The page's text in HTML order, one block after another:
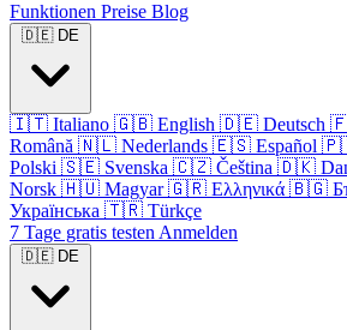
Funktionen Preise Blog
🇩🇪 DE
🇮🇹 Italiano 🇬🇧 English 🇩🇪 Deutsch
Română 🇳🇱 Nederlands 🇪🇸 Español
Polski 🇸🇪 Svenska 🇨🇿 Čeština 🇩🇰
Norsk 🇭🇺 Magyar 🇬🇷 Ελληνικά 🇧🇬
Українська 🇹🇷 Türkçe
7 Tage gratis testen Anmelden
🇩🇪 DE